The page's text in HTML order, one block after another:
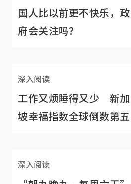
国人比以前更不快乐，政
府会关注吗？
深入阅读
工作又烦睡得又少 新加
坡幸福指数全球倒数第五
深入阅读